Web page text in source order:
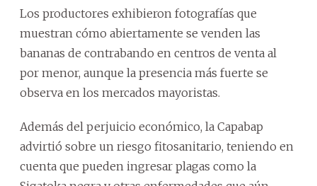
Los productores exhibieron fotografías que
muestran cómo abiertamente se venden las
bananas de contrabando en centros de venta al
por menor, aunque la presencia más fuerte se
observa en los mercados mayoristas.
Además del perjuicio económico, la Capabap
advirtió sobre un riesgo fitosanitario, teniendo en
cuenta que pueden ingresar plagas como la